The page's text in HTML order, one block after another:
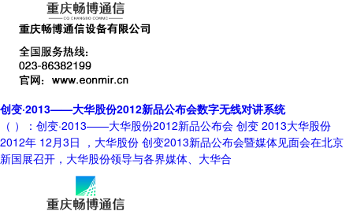
创变·2013——大华股份2012新品公布会数字无线对讲系统
（ ）：创变·2013——大华股份2012新品公布会 创变 2013大华股份
2012年 12月3日 ，大华股份 创变2013新品公布会暨媒体见面会在北京
新国展召开，大华股份领导与各界媒体、大华合